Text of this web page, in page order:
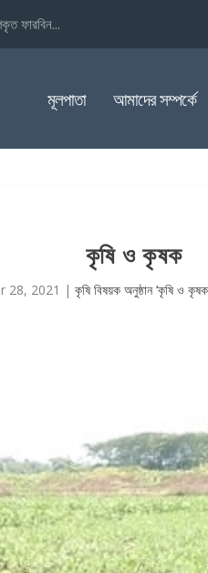
ফারবিন...
মূলপাতা আমাদের সম্পর্কে
কৃষি ও কৃষক
28, 2021 | কৃষি বিষয়ক অনুষ্ঠান ‘কৃষি ও